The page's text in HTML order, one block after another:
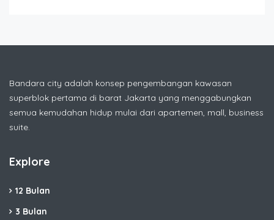
Bandara city adalah konsep pengembangan kawasan
superblok pertama di barat Jakarta yang menggabungkan
semua kemudahan hidup mulai dari apartemen, mall, business
suite.
Explore
12 Bulan
3 Bulan